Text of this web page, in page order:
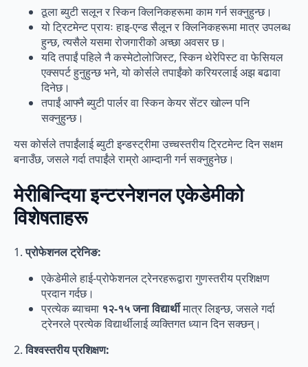
ठूला ब्युटी सलून र स्किन क्लिनिकहरूमा काम गर्न सक्नुहुन्छ।
यो ट्रिटमेन्ट प्रायः हाइ-एन्ड सैलून र क्लिनिकहरूमा मात्र उपलब्ध
हुन्छ, त्यसैले यसमा रोजगारीको अच्छा अवसर छ।
यदि तपाईं पहिले नै कस्मेटोलोजिस्ट, स्किन थेरेपिस्ट वा फेसियल
एक्सपर्ट हुनुहुन्छ भने, यो कोर्सले तपाईंको करियरलाई अझ बढावा
दिनेछ।
तपाईं आफ्नै ब्युटी पार्लर वा स्किन केयर सेंटर खोल्न पनि
सक्नुहुन्छ।
यस कोर्सले तपाईंलाई ब्युटी इन्डस्ट्रीमा उच्चस्तरीय ट्रिटमेन्ट दिन सक्षम
बनाउँछ, जसले गर्दा तपाईंले राम्रो आम्दानी गर्न सक्नुहुनेछ।
मेरीबिन्दिया इन्टरनेशनल एकेडेमीको
विशेषताहरू
1.प्रोफेशनल ट्रेनिङ:
एकेडेमीले हाई-प्रोफेशनल ट्रेनरहरूद्वारा गुणस्तरीय प्रशिक्षण
प्रदान गर्दछ।
प्रत्येक ब्याचमा १२-१५ जना विद्यार्थीमात्र लिइन्छ, जसले गर्दा
ट्रेनरले प्रत्येक विद्यार्थीलाई व्यक्तिगत ध्यान दिन सक्छन्।
2.विश्वस्तरीय प्रशिक्षण: